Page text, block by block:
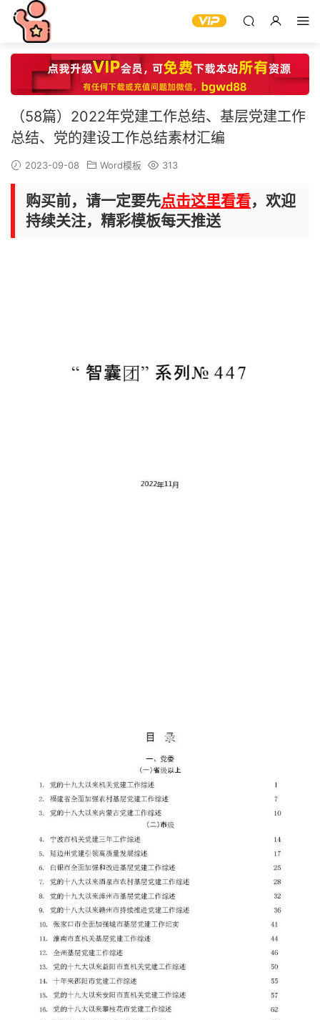
（58篇）2022年党建工作总结、基层党建工作
总结、党的建设工作总结素材汇编
2023-09-08 Word模板 313
购买前，请一定要先点击这里看看，欢迎
持续关注，精彩模板每天推送